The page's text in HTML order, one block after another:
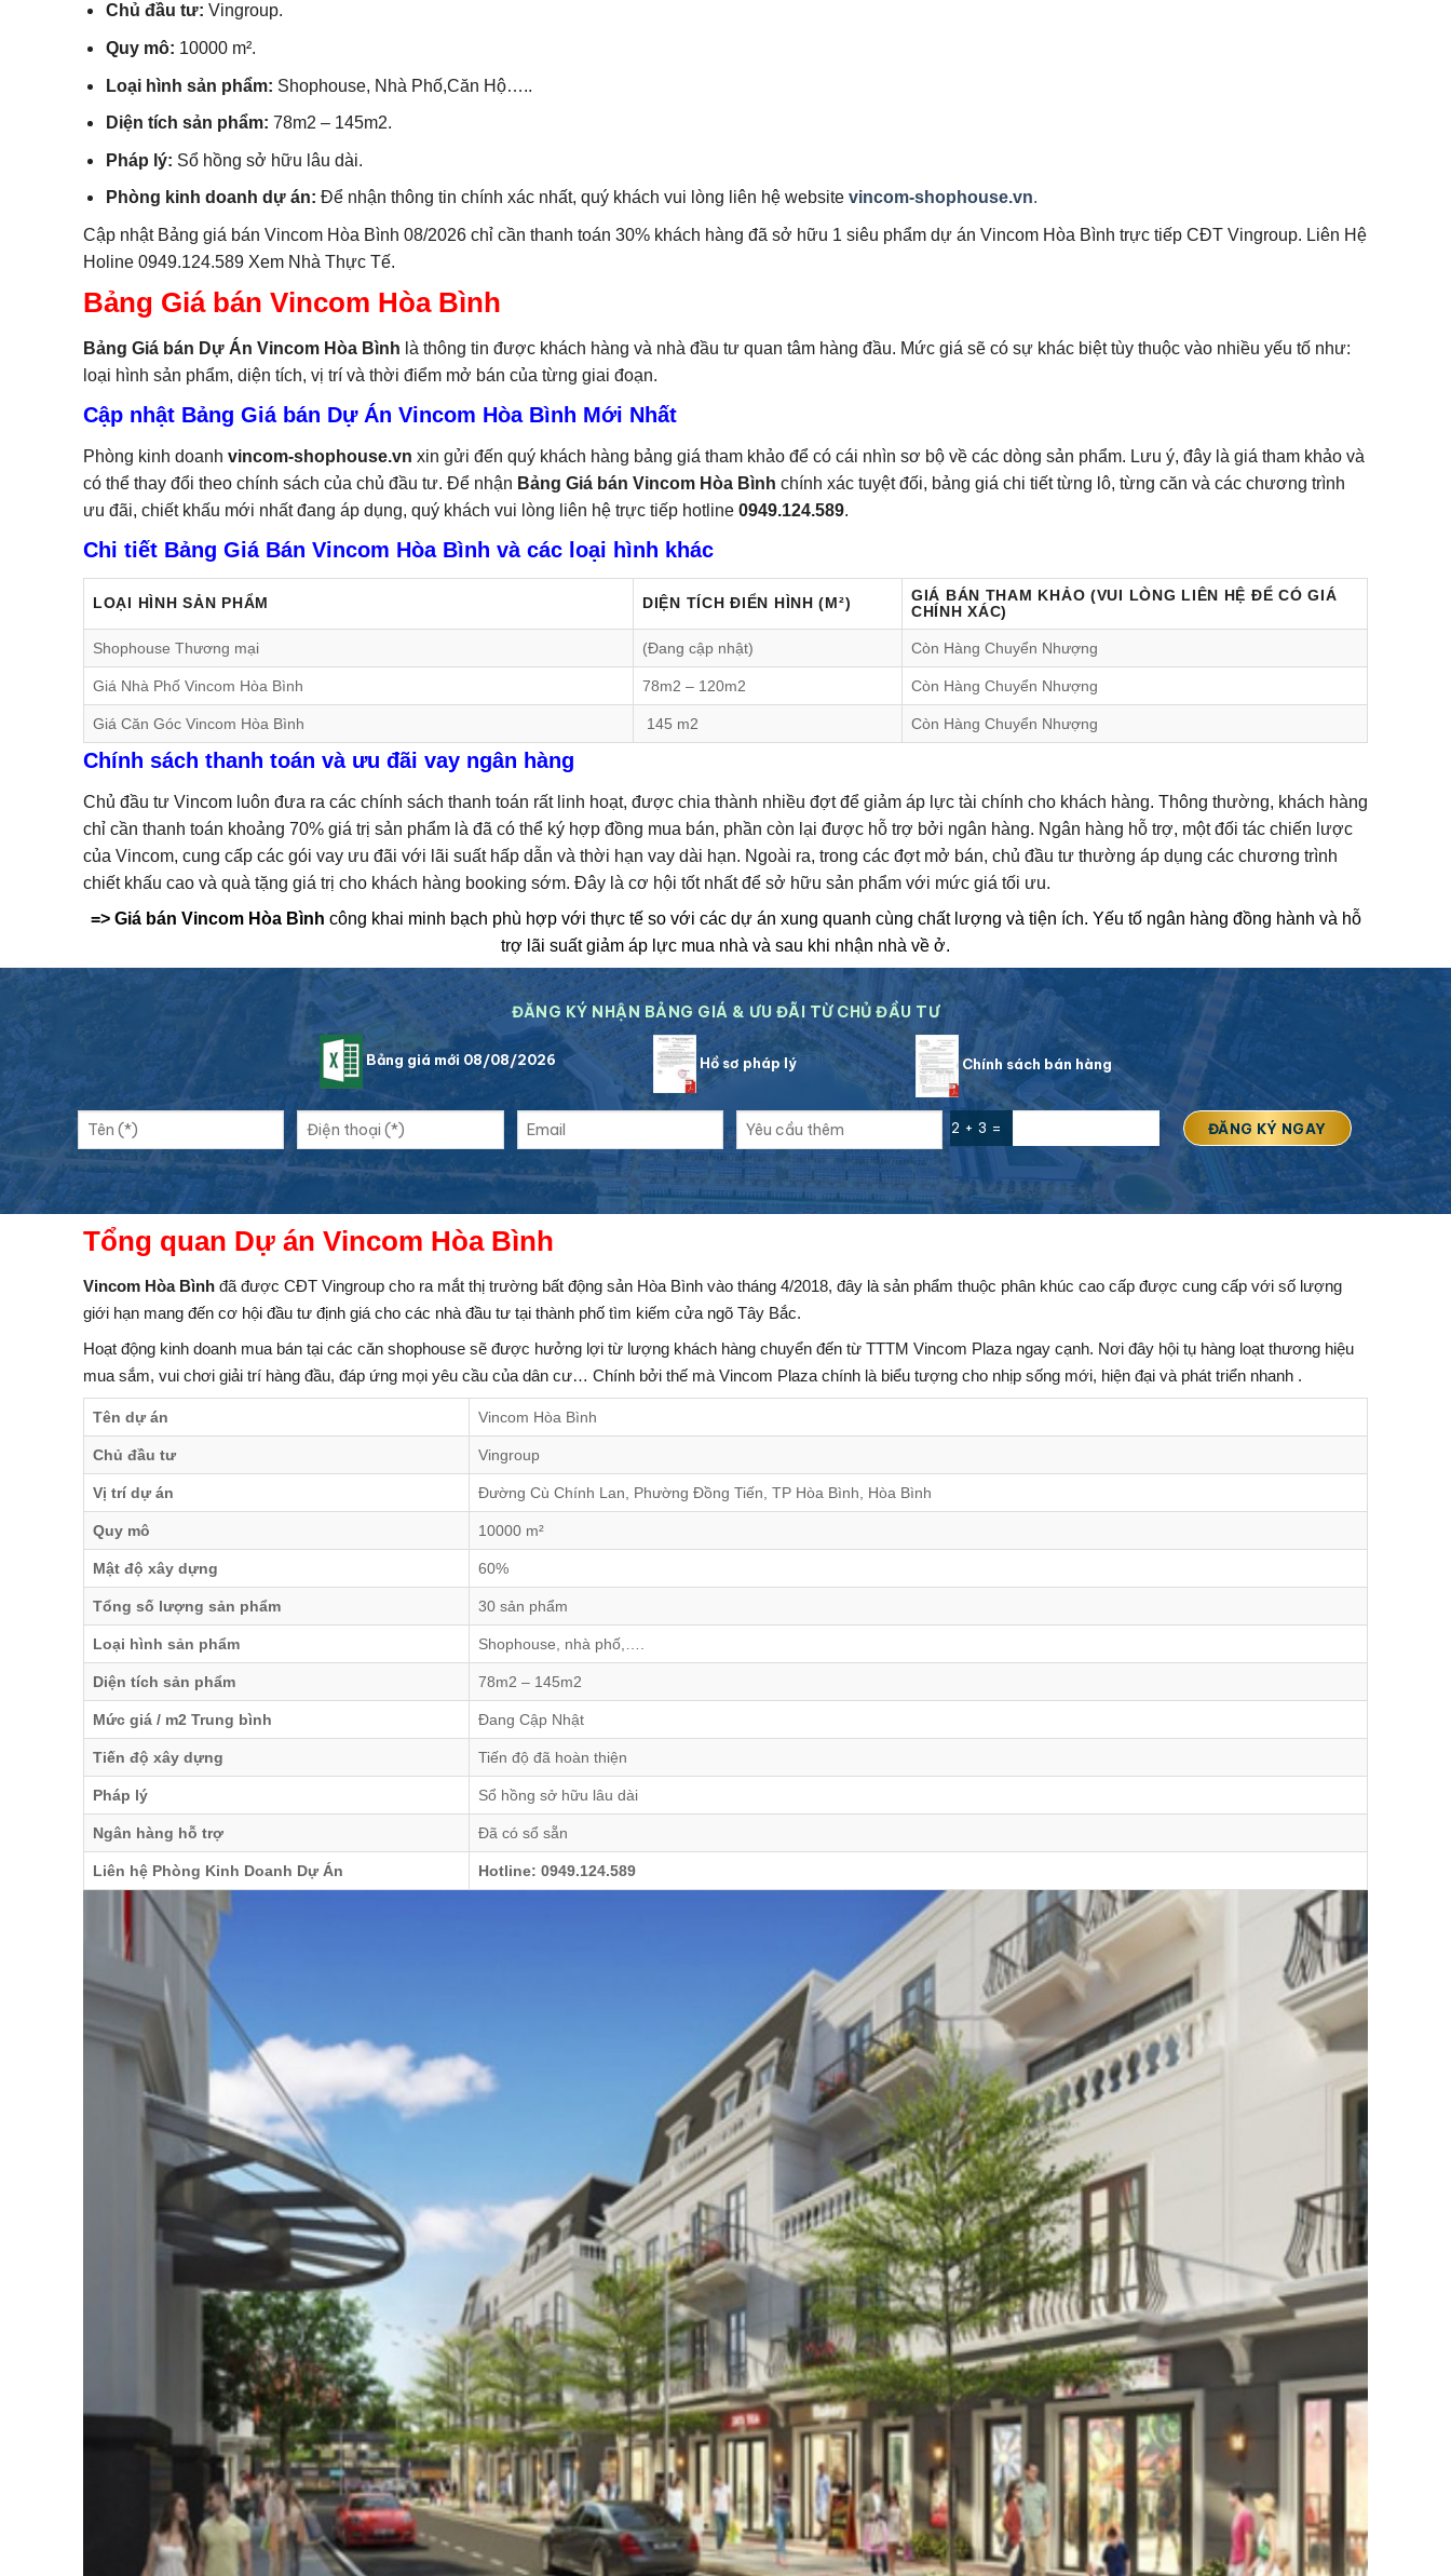
Chủ đầu tư: Vingroup.
Quy mô: 10000 m².
Loại hình sản phẩm: Shophouse, Nhà Phố,Căn Hộ…..
Diện tích sản phẩm: 78m2 – 145m2.
Pháp lý: Sổ hồng sở hữu lâu dài.
Phòng kinh doanh dự án: Để nhận thông tin chính xác nhất, quý khách vui lòng liên hệ website vincom-shophouse.vn.
Cập nhật Bảng giá bán Vincom Hòa Bình 08/2026 chỉ cần thanh toán 30% khách hàng đã sở hữu 1 siêu phẩm dự án Vincom Hòa Bình trực tiếp CĐT Vingroup. Liên Hệ
Holine 0949.124.589 Xem Nhà Thực Tế.
Bảng Giá bán Vincom Hòa Bình
Bảng Giá bán Dự Án Vincom Hòa Bình là thông tin được khách hàng và nhà đầu tư quan tâm hàng đầu. Mức giá sẽ có sự khác biệt tùy thuộc vào nhiều yếu tố như:
loại hình sản phẩm, diện tích, vị trí và thời điểm mở bán của từng giai đoạn.
Cập nhật Bảng Giá bán Dự Án Vincom Hòa Bình Mới Nhất
Phòng kinh doanh vincom-shophouse.vn xin gửi đến quý khách hàng bảng giá tham khảo để có cái nhìn sơ bộ về các dòng sản phẩm. Lưu ý, đây là giá tham khảo và
có thể thay đổi theo chính sách của chủ đầu tư. Để nhận Bảng Giá bán Vincom Hòa Bình chính xác tuyệt đối, bảng giá chi tiết từng lô, từng căn và các chương trình
ưu đãi, chiết khấu mới nhất đang áp dụng, quý khách vui lòng liên hệ trực tiếp hotline 0949.124.589.
Chi tiết Bảng Giá Bán Vincom Hòa Bình và các loại hình khác
LOẠI HÌNH SẢN PHẨM DIỆN TÍCH ĐIỂN HÌNH (M²)
GIÁ BÁN THAM KHẢO (VUI LÒNG LIÊN HỆ ĐỂ CÓ GIÁ
CHÍNH XÁC)
Shophouse Thương mại (Đang cập nhật) Còn Hàng Chuyển Nhượng
Giá Nhà Phố Vincom Hòa Bình 78m2 – 120m2 Còn Hàng Chuyển Nhượng
Giá Căn Góc Vincom Hòa Bình 145 m2 Còn Hàng Chuyển Nhượng
Chính sách thanh toán và ưu đãi vay ngân hàng
Chủ đầu tư Vincom luôn đưa ra các chính sách thanh toán rất linh hoạt, được chia thành nhiều đợt để giảm áp lực tài chính cho khách hàng. Thông thường, khách hàng
chỉ cần thanh toán khoảng 70% giá trị sản phẩm là đã có thể ký hợp đồng mua bán, phần còn lại được hỗ trợ bởi ngân hàng. Ngân hàng hỗ trợ, một đối tác chiến lược
của Vincom, cung cấp các gói vay ưu đãi với lãi suất hấp dẫn và thời hạn vay dài hạn. Ngoài ra, trong các đợt mở bán, chủ đầu tư thường áp dụng các chương trình
chiết khấu cao và quà tặng giá trị cho khách hàng booking sớm. Đây là cơ hội tốt nhất để sở hữu sản phẩm với mức giá tối ưu.
=> Giá bán Vincom Hòa Bình công khai minh bạch phù hợp với thực tế so với các dự án xung quanh cùng chất lượng và tiện ích. Yếu tố ngân hàng đồng hành và hỗ
trợ lãi suất giảm áp lực mua nhà và sau khi nhận nhà về ở.
ĐĂNG KÝ NHẬN BẢNG GIÁ & ƯU ĐÃI TỪ CHỦ ĐẦU TƯ
Bảng giá mới 08/08/2026 Hồ sơ pháp lý Chính sách bán hàng
2 + 3 =
Tổng quan Dự án Vincom Hòa Bình
Vincom Hòa Bình đã được CĐT Vingroup cho ra mắt thị trường bất động sản Hòa Bình vào tháng 4/2018, đây là sản phẩm thuộc phân khúc cao cấp được cung cấp với số lượng
giới hạn mang đến cơ hội đầu tư định giá cho các nhà đầu tư tại thành phố tìm kiếm cửa ngõ Tây Bắc.
Hoạt động kinh doanh mua bán tại các căn shophouse sẽ được hưởng lợi từ lượng khách hàng chuyển đến từ TTTM Vincom Plaza ngay cạnh. Nơi đây hội tụ hàng loạt thương hiệu
mua sắm, vui chơi giải trí hàng đầu, đáp ứng mọi yêu cầu của dân cư… Chính bởi thế mà Vincom Plaza chính là biểu tượng cho nhịp sống mới, hiện đại và phát triển nhanh .
Tên dự án Vincom Hòa Bình
Chủ đầu tư Vingroup
Vị trí dự án Đường Cù Chính Lan, Phường Đồng Tiến, TP Hòa Bình, Hòa Bình
Quy mô 10000 m²
Mật độ xây dựng 60%
Tổng số lượng sản phẩm 30 sản phẩm
Loại hình sản phẩm Shophouse, nhà phố,….
Diện tích sản phẩm 78m2 – 145m2
Mức giá / m2 Trung bình Đang Cập Nhật
Tiến độ xây dựng Tiến độ đã hoàn thiện
Pháp lý Sổ hồng sở hữu lâu dài
Ngân hàng hỗ trợ Đã có sổ sẵn
Liên hệ Phòng Kinh Doanh Dự Án Hotline: 0949.124.589